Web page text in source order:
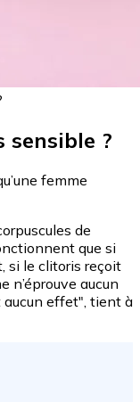
?
femme
de
que si
si le clitoris reçoit
n’éprouve aucun
aucun effet", tient à